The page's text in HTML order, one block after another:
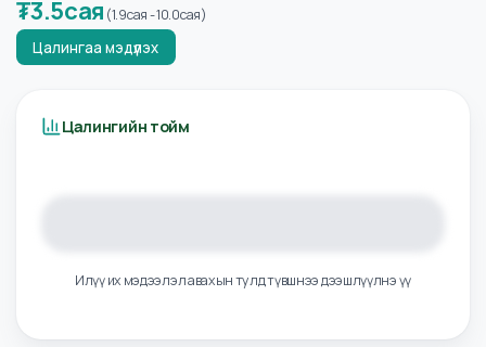
Менежмент•Public Administration Specialist
₮ 3.5сая(1.9сая- 10.0сая
Илүү их мэдээлэл авахын тулд түвшнээ дээшлүүлнэ үү